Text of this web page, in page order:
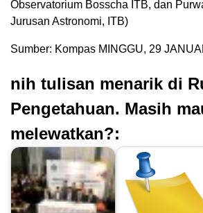
Observatorium Bosscha ITB, dan
Jurusan Astronomi, ITB)
Sumber: Kompas MINGGU, 29
nih tulisan menarik di
Pengetahuan. Masih
melewatkan?: